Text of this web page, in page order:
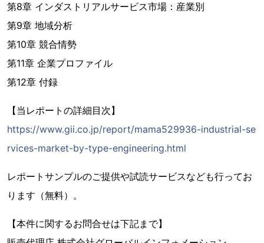
第8章 インダストリアルサービス市場：産業別
第9章 地域分析
第10章 競合情勢
第11章 企業プロファイル
第12章 付録
【当レポートの詳細目次】
https://www.gii.co.jp/report/mama529936-industrial-se
rvices-market-by-type-engineering.html
レポートサンプルのご提供や試読サービスなども行ってお
ります（無料）。
【本件に関するお問合せは下記まで】